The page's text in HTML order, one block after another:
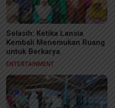
Selasih: Ketika Lansia
Kembali Menemukan Ruang
untuk Berkarya
ENTERTAINMENT